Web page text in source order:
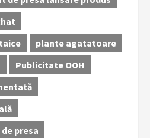
plante agatatoare
Publicitate OOH
presa